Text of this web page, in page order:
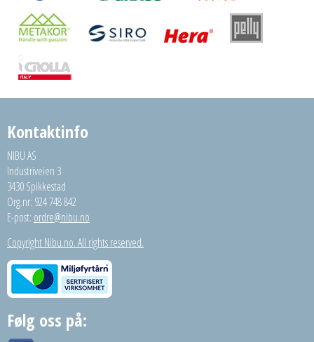
Kontaktinfo
NIBU AS
Industriveien 3
3430 Spikkestad
Org.nr: 924 748 842
E-post: ordre@nibu.no
Copyright Nibu.no. All rights reserved.
Følg oss på: